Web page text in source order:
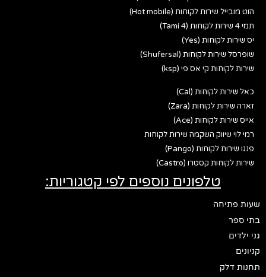
הוט מובייל שירות לקוחות (Hot mobile)
תמי 4 שירות לקוחות (Tami 4)
יס שירות לקוחות (Yes)
שופרסל שירות לקוחות (Shufersal)
שירות לקוחות קי אס פי (ksp)
כאל שירות לקוחות (Cal)
זארה שירות לקוחות (Zara)
אייס שירות לקוחות (Ace)
רמי לוי שיווק השקמה שירות לקוחות
פנגו שירות לקוחות (Pango)
שירות לקוחות קסטרו (Castro)
טלפונים נוספים לפי קטגוריות:
שעות פתיחה
בתי ספר
גני ילדים
קניונים
תחנות דלק